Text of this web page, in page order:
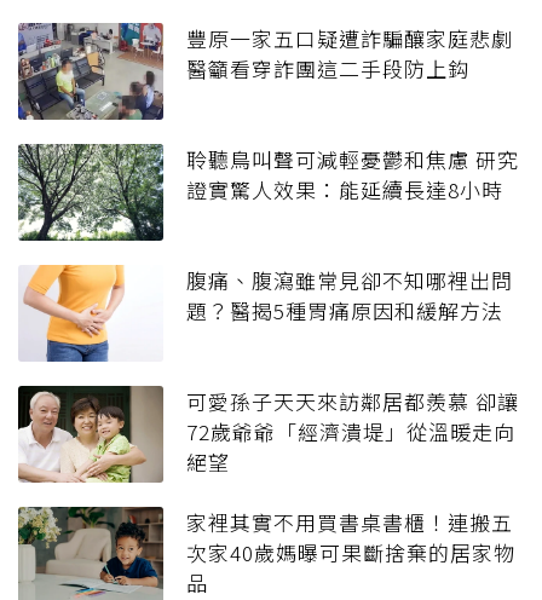
豐原一家五口疑遭詐騙釀家庭悲劇
醫籲看穿詐團這二手段防上鈎
聆聽鳥叫聲可減輕憂鬱和焦慮 研究
證實驚人效果：能延續長達8小時
腹痛、腹瀉雖常見卻不知哪裡出問
題？醫揭5種胃痛原因和緩解方法
可愛孫子天天來訪鄰居都羨慕 卻讓
72歲爺爺「經濟潰堤」從溫暖走向
絕望
家裡其實不用買書桌書櫃！連搬五
次家40歲媽曝可果斷捨棄的居家物
品